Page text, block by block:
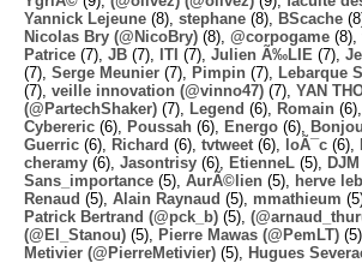
Yannick Lejeune (8), stephane (8), BScache
Nicolas Bry (@NicoBry) (8), @corpogame (8),
Patrice (7), JB (7), ITI (7), Julien Ã‰LIE (7),
(7), Serge Meunier (7), Pimpin (7), Lebarque
(7), veille innovation (@vinno47) (7), YAN
(@PartechShaker) (7), Legend (6), Romain (6),
Cybereric (6), Poussah (6), Energo (6),
Guerric (6), Richard (6), tvtweet (6), loÃ¯c (6),
cheramy (6), Jasontrisy (6), EtienneL (5), DJM
Sans_importance (5), AurÃ©lien (5), herve
Renaud (5), Alain Raynaud (5), mmathieum
Patrick Bertrand (@pck_b) (5),
(@El_Stanou) (5), Pierre Mawas (@PemLT) (5),
Metivier (@PierreMetivier) (5), Hugues